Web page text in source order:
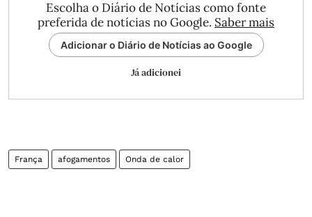
Escolha o Diário de Notícias como fonte
preferida de notícias no Google. Saber mais
Adicionar o Diário de Notícias ao Google
Já adicionei
França afogamentos Onda de calor